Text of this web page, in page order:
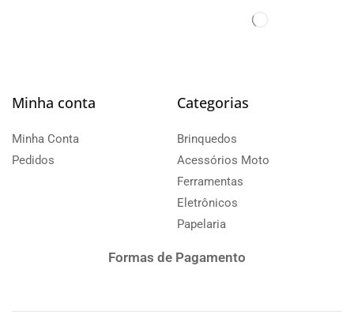
Minha conta
Minha Conta
Pedidos
Categorias
Brinquedos
Acessórios Moto
Ferramentas
Eletrônicos
Papelaria
Formas de Pagamento